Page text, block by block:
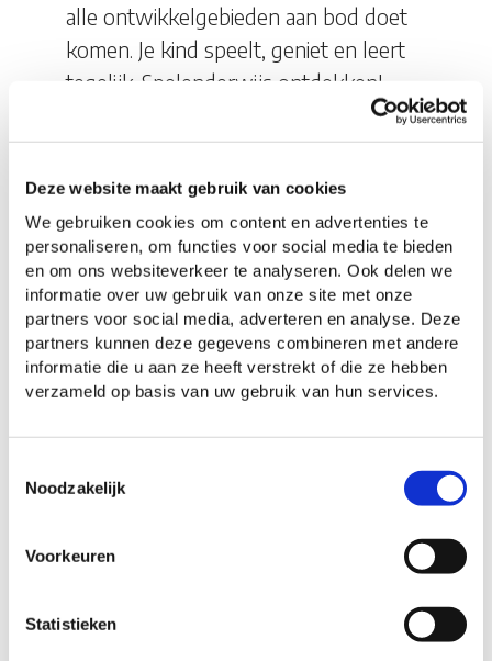
Deze website maakt gebruik van cookies
We gebruiken cookies om content en advertenties te
personaliseren, om functies voor social media te bieden
en om ons websiteverkeer te analyseren. Ook delen we
informatie over uw gebruik van onze site met onze
partners voor social media, adverteren en analyse. Deze
partners kunnen deze gegevens combineren met andere
informatie die u aan ze heeft verstrekt of die ze hebben
verzameld op basis van uw gebruik van hun services.
Noodzakelijk
Voorkeuren
Statistieken
alle ontwikkelgebieden aan bod doet
komen. Je kind speelt, geniet en leert
tegelijk. Spelenderwijs ontdekken!
Een eigen buitenspeelplaats waar samen
met de peuters van groep Simba van
dagopvang Zazoeheerlijk buiten
gespeeld kan worden. Ook op de
speelplaats van de basisschool mogen de
kinderen spelen.
Goede samenwerking met de groepen
Simba en Nala vandagopvang Zazoe, de
bsoen debasisschool: opvang en
in een vertrouwde omgeving.
Iedere leeftijd vraagt om een andere
benadering. Onze opvang past zich hier op
aan. Zo heeft de dagindeling van de
allerkleinsten rust en een duidelijke structuur,